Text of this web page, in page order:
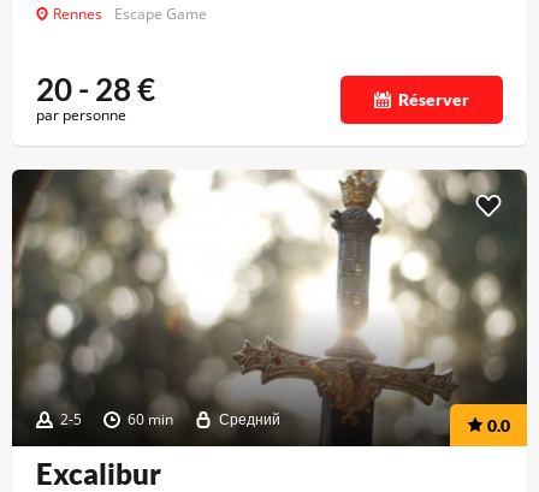
Rennes Escape Game
20 - 28€
par personne
Réserver
2-5 60 min Средний 0.0
Excalibur